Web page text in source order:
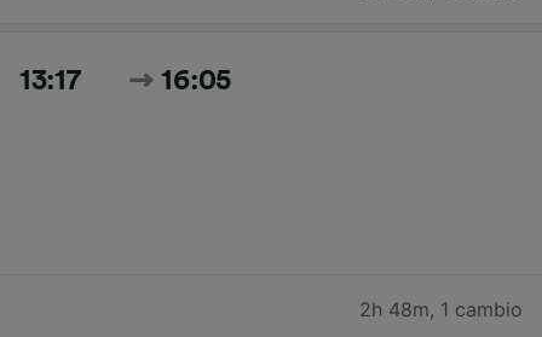
13:17 16:05
2h 48m, 1 cambio